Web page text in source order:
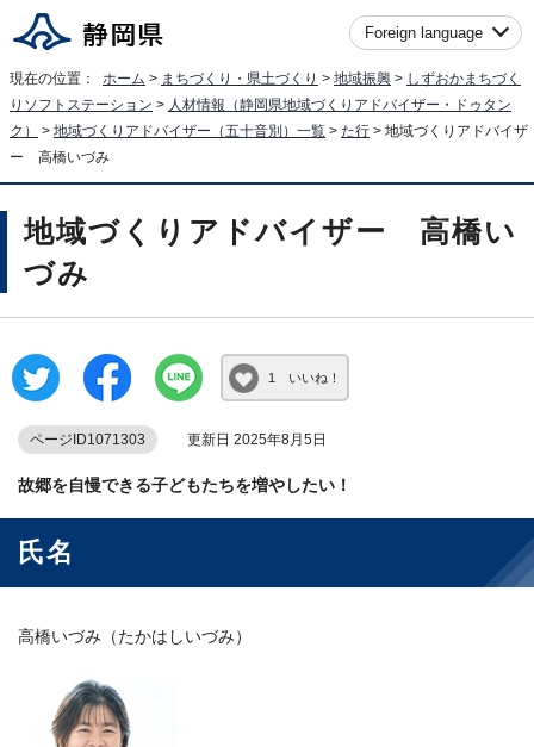
Foreign language
現在の位置： ホーム > まちづくり・県土づくり > 地域振興 > しずおかまちづく
りソフトステーション > 人材情報（静岡県地域づくりアドバイザー・ドゥタン
ク）
> 地域づくりアドバイザー（五十音別）一覧 > た行 > 地域づくりアドバイザ
ー 高橋いづみ
地域づくりアドバイザー 高橋い
づみ
1 いいね！
ページID1071303 更新日 2025年8月5日
故郷を自慢できる子どもたちを増やしたい！
氏名
高橋いづみ（たかはしいづみ）